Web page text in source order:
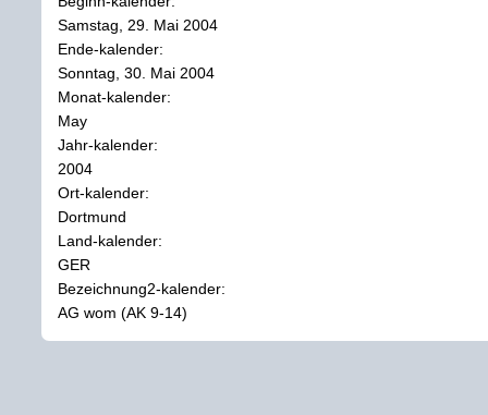
Samstag, 29. Mai 2004
Ende-kalender:
Sonntag, 30. Mai 2004
Monat-kalender:
May
Jahr-kalender:
2004
Ort-kalender:
Dortmund
Land-kalender:
GER
Bezeichnung2-kalender:
AG wom (AK 9-14)